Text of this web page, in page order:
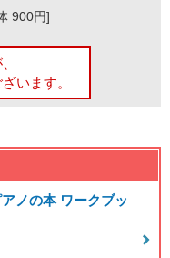
900円]
います。
ノの本 ワークブッ